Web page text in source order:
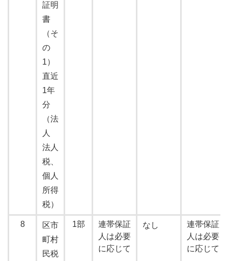
証明
書
（そ
の
1）
直近
1年
分
（法
人
法人
税、
個人
所得
税）
8
区市
町村
民税
1部
連帯保証
人は必要
に応じて
なし
連帯保証
人は必要
に応じて